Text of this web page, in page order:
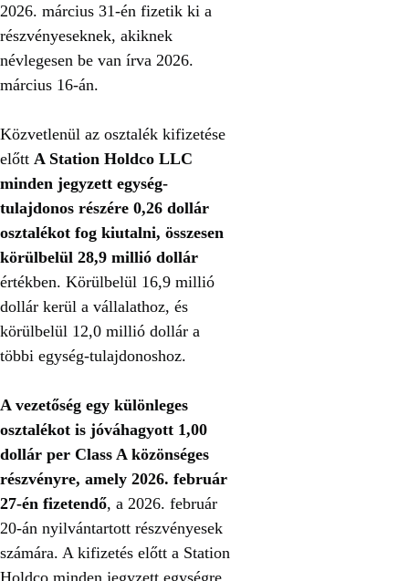
2026. március 31-én fizetik ki a
részvényeseknek, akiknek
névlegesen be van írva 2026.
március 16-án.
Közvetlenül az osztalék kifizetése
előtt A Station Holdco LLC
minden jegyzett egység-
tulajdonos részére 0,26 dollár
osztalékot fog kiutalni, összesen
körülbelül 28,9 millió dollár
értékben. Körülbelül 16,9 millió
dollár kerül a vállalathoz, és
körülbelül 12,0 millió dollár a
többi egység-tulajdonoshoz.
A vezetőség egy különleges
osztalékot is jóváhagyott 1,00
dollár per Class A közönséges
részvényre, amely 2026. február
27-én fizetendő, a 2026. február
20-án nyilvántartott részvényesek
számára. A kifizetés előtt a Station
Holdco minden jegyzett egységre